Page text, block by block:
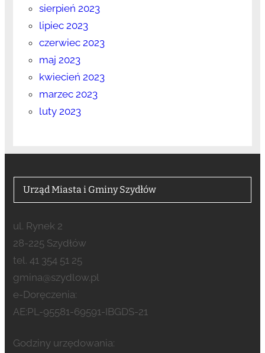
sierpień 2023
lipiec 2023
czerwiec 2023
maj 2023
kwiecień 2023
marzec 2023
luty 2023
Urząd Miasta i Gminy Szydłów
ul. Rynek 2
28-225 Szydłów
tel. 41 354 51 25
gmina@szydlow.pl
e-Doręczenia:
AE:PL-95581-69591-IBGDS-21
Godziny urzędowania: